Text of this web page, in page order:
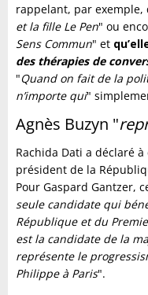
rappelant, par exemple,
et la fille Le Pen" ou
Sens Commun" et
des thérapies de
"Quand on fait de la
n’importe qui"
Agnès Buzyn "
Rachida Dati a déclaré
président de la
Pour Gaspard Gantzer,
seule candidate qui
République et du
est la candidate de la
représente le
Philippe à Paris".